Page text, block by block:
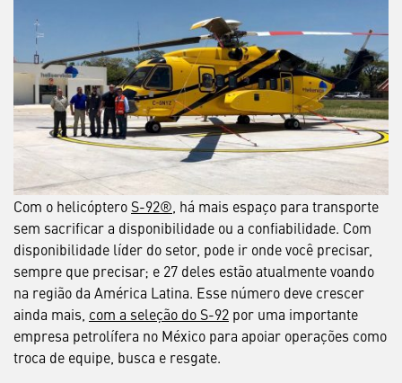
Com o helicóptero S-92® , há mais espaço para transporte
sem sacrificar a disponibilidade ou a confiabilidade. Com
disponibilidade líder do setor, pode ir onde você precisar,
sempre que precisar; e 27 deles estão atualmente voando
na região da América Latina. Esse número deve crescer
ainda mais, com a seleção do S-92 por uma importante
empresa petrolífera no México para apoiar operações como
troca de equipe, busca e resgate.